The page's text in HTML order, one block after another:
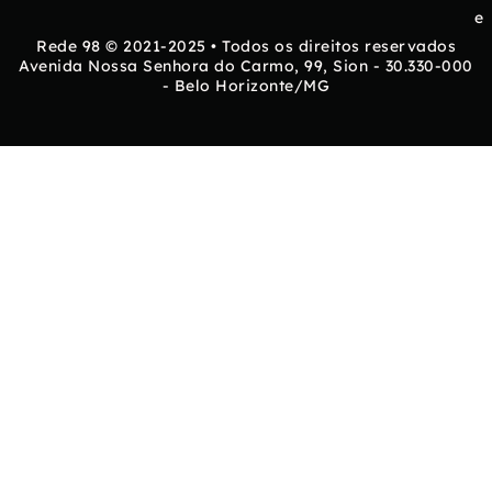
e
Rede 98 © 2021-2025 • Todos os direitos reservados
Avenida Nossa Senhora do Carmo, 99, Sion - 30.330-000
- Belo Horizonte/MG